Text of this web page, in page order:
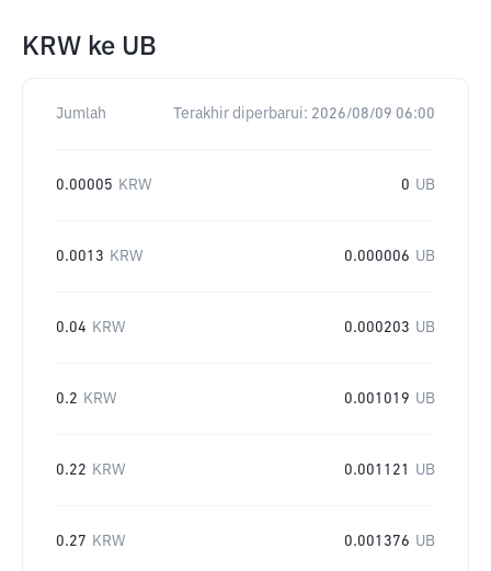
KRW ke UB
Jumlah Terakhir diperbarui: 2026/08/09 06:00
0.00005 KRW 0 UB
0.0013 KRW 0.000006 UB
0.04 KRW 0.000203 UB
0.2 KRW 0.001019 UB
0.22 KRW 0.001121 UB
0.27 KRW 0.001376 UB